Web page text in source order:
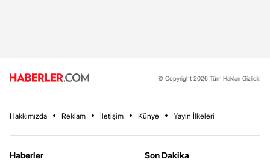
© Copyright 2026 Tüm Hakları Gizlidir.
Hakkımızda Reklam İletişim Künye Yayın İlkeleri
Haberler
Son Dakika